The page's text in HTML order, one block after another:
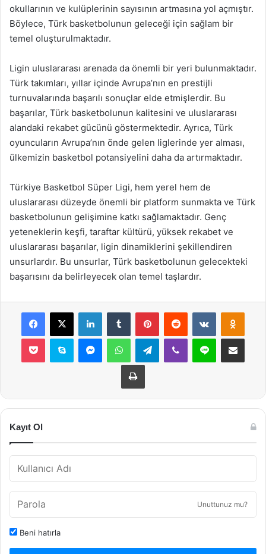
okullarının ve kulüplerinin sayısının artmasına yol açmıştır.
Böylece, Türk basketbolunun geleceği için sağlam bir
temel oluşturulmaktadır.
Ligin uluslararası arenada da önemli bir yeri bulunmaktadır.
Türk takımları, yıllar içinde Avrupa’nın en prestijli
turnuvalarında başarılı sonuçlar elde etmişlerdir. Bu
başarılar, Türk basketbolunun kalitesini ve uluslararası
alandaki rekabet gücünü göstermektedir. Ayrıca, Türk
oyuncuların Avrupa’nın önde gelen liglerinde yer alması,
ülkemizin basketbol potansiyelini daha da artırmaktadır.
Türkiye Basketbol Süper Ligi, hem yerel hem de
uluslararası düzeyde önemli bir platform sunmakta ve Türk
basketbolunun gelişimine katkı sağlamaktadır. Genç
yeteneklerin keşfi, taraftar kültürü, yüksek rekabet ve
uluslararası başarılar, ligin dinamiklerini şekillendiren
unsurlardır. Bu unsurlar, Türk basketbolunun gelecekteki
başarısını da belirleyecek olan temel taşlardır.
Facebook
X LinkedInTumblr PinterestReddit VKontakte
Pocket Skype MessengerWhatsAppTelegramViber Line E-Posta ile
Yazdır
Kayıt Ol
Unuttunuz mu?
Beni hatırla